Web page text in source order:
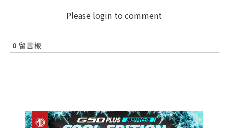
Please login to comment
0 留言板